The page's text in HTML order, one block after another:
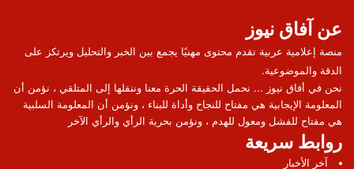
عن آفاق نيوز
منصة إعلامية عربية تقدم محتوى مهنيًا يجمع بين الخبر والتحليل ويرتكز على
الدقة والموضوعية.
نحن في أفاق نيوز ... نحمل الحقيقة الحرة معنا وننقلها إلى المتلقي ، نؤمن أن
المعلومة الإيجابية هي مفتاح للنجاح وأداة للبناء ، ونؤمن أن المعلومة السلبية
هي مفتاح للفشل ومعول للهدم ، ونؤمن بحرية الرأي والرأي الآخر
روابط سريعة
آخر الأخبار